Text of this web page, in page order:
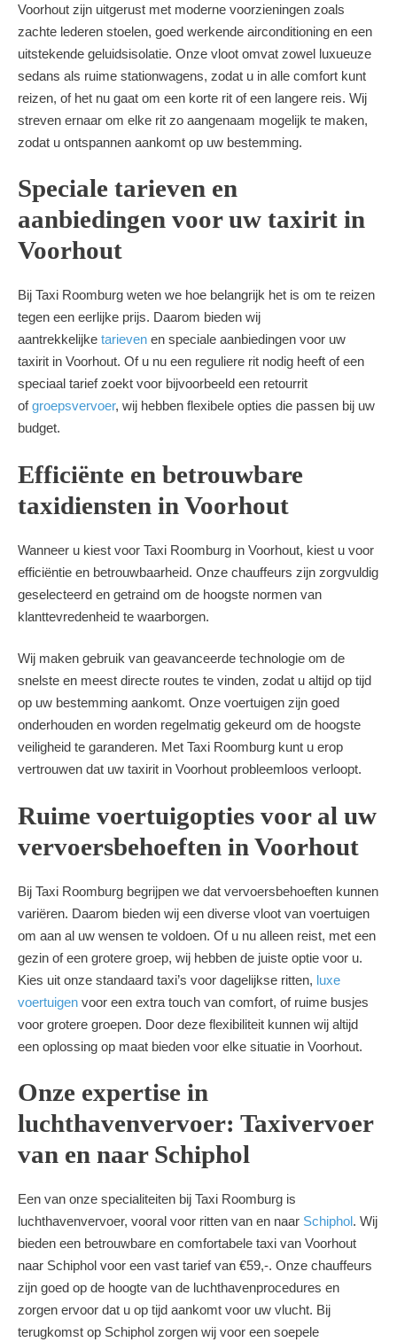
Voorhout zijn uitgerust met moderne voorzieningen zoals
zachte lederen stoelen, goed werkende airconditioning en een
uitstekende geluidsisolatie. Onze vloot omvat zowel luxueuze
sedans als ruime stationwagens, zodat u in alle comfort kunt
reizen, of het nu gaat om een korte rit of een langere reis. Wij
streven ernaar om elke rit zo aangenaam mogelijk te maken,
zodat u ontspannen aankomt op uw bestemming.
Speciale tarieven en
aanbiedingen voor uw taxirit in
Voorhout
Bij Taxi Roomburg weten we hoe belangrijk het is om te reizen
tegen een eerlijke prijs. Daarom bieden wij
aantrekkelijke tarieven en speciale aanbiedingen voor uw
taxirit in Voorhout. Of u nu een reguliere rit nodig heeft of een
speciaal tarief zoekt voor bijvoorbeeld een retourrit
ofgroepsvervoer, wij hebben flexibele opties die passen bij uw
budget.
Efficiënte en betrouwbare
taxidiensten in Voorhout
Wanneer u kiest voor Taxi Roomburg in Voorhout, kiest u voor
efficiëntie en betrouwbaarheid. Onze chauffeurs zijn zorgvuldig
geselecteerd en getraind om de hoogste normen van
klanttevredenheid te waarborgen.
Wij maken gebruik van geavanceerde technologie om de
snelste en meest directe routes te vinden, zodat u altijd op tijd
op uw bestemming aankomt. Onze voertuigen zijn goed
onderhouden en worden regelmatig gekeurd om de hoogste
veiligheid te garanderen. Met Taxi Roomburg kunt u erop
vertrouwen dat uw taxirit in Voorhout probleemloos verloopt.
Ruime voertuigopties voor al uw
vervoersbehoeften in Voorhout
Bij Taxi Roomburg begrijpen we dat vervoersbehoeften kunnen
variëren. Daarom bieden wij een diverse vloot van voertuigen
om aan al uw wensen te voldoen. Of u nu alleen reist, met een
gezin of een grotere groep, wij hebben de juiste optie voor u.
Kies uit onze standaard taxi’s voor dagelijkse ritten, luxe
voertuigen voor een extra touch van comfort, of ruime busjes
voor grotere groepen. Door deze flexibiliteit kunnen wij altijd
een oplossing op maat bieden voor elke situatie in Voorhout.
Onze expertise in
luchthavenvervoer: Taxivervoer
van en naar Schiphol
Een van onze specialiteiten bij Taxi Roomburg is
luchthavenvervoer, vooral voor ritten van en naar Schiphol. Wij
bieden een betrouwbare en comfortabele taxi van Voorhout
naar Schiphol voor een vast tarief van €59,-. Onze chauffeurs
zijn goed op de hoogte van de luchthavenprocedures en
zorgen ervoor dat u op tijd aankomt voor uw vlucht. Bij
terugkomst op Schiphol zorgen wij voor een soepele